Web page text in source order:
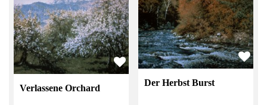
Verlassene Orchard
Der Herbst Burst